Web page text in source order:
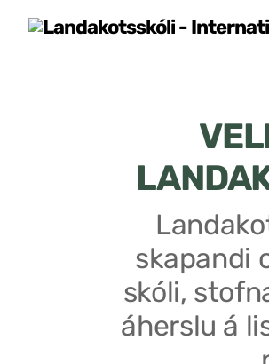
skapandi
skóli,
áherslu á